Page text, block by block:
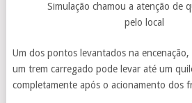
Simulação chamou a atenção de
pelo local
Um dos pontos levantados na
um trem carregado pode levar até um
completamente após o acionamento dos